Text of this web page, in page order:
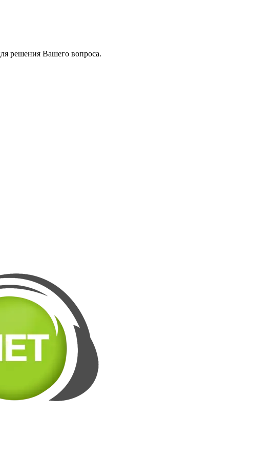
решения Вашего вопроса.